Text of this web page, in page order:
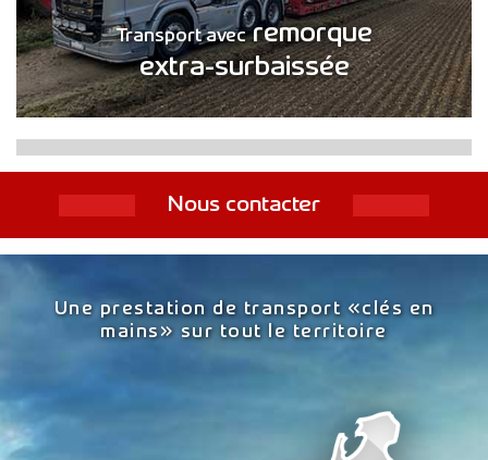
Transport avecremorque
extra-surbaissée
Nous contacter
Une prestation de transport «clés en
mains» sur tout le territoire